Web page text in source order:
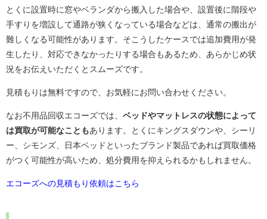
とくに設置時に窓やベランダから搬入した場合や、設置後に階段や
手すりを増設して通路が狭くなっている場合などは、通常の搬出が
難しくなる可能性があります。そこうしたケースでは追加費用が発
生したり、対応できなかったりする場合もあるため、あらかじめ状
況をお伝えいただくとスムーズです。
見積もりは無料ですので、お気軽にお問い合わせください。
なお不用品回収エコーズでは、 ベッドやマットレスの状態によって
は買取が可能なこともあります。とくにキングスダウンや、シーリ
ー、シモンズ、日本ベッドといったブランド製品であれば買取価格
がつく可能性が高いため、処分費用を抑えられるかもしれません。
エコーズへの見積もり依頼はこちら